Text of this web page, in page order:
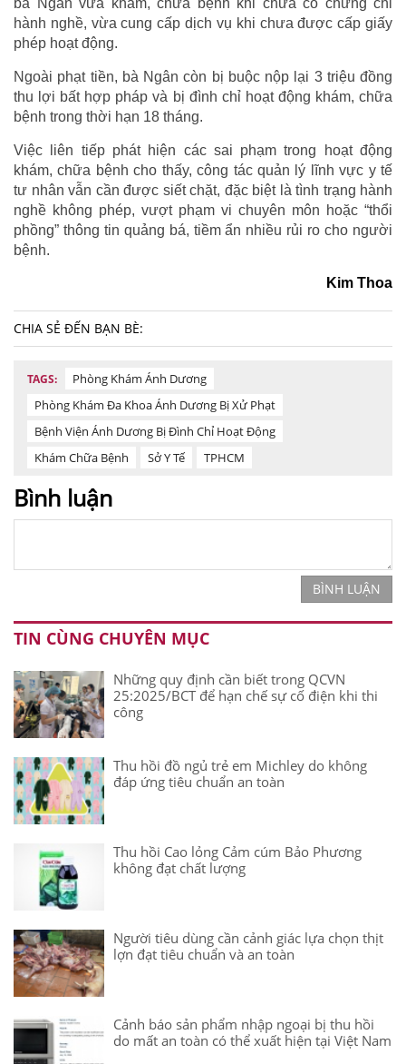
hành nghề, vừa cung cấp dịch vụ khi chưa được cấp giấy
phép hoạt động.
Ngoài phạt tiền, bà Ngân còn bị buộc nộp lại 3 triệu đồng
thu lợi bất hợp pháp và bị đình chỉ hoạt động khám, chữa
bệnh trong thời hạn 18 tháng.
Việc liên tiếp phát hiện các sai phạm trong hoạt động
khám, chữa bệnh cho thấy, công tác quản lý lĩnh vực y tế
tư nhân vẫn cần được siết chặt, đặc biệt là tình trạng hành
nghề không phép, vượt phạm vi chuyên môn hoặc “thổi
phồng” thông tin quảng bá, tiềm ẩn nhiều rủi ro cho người
bệnh.
Kim Thoa
CHIA SẺ ĐẾN BẠN BÈ:
TAGS:
Phòng Khám Ánh Dương
Phòng Khám Đa Khoa Ánh Dương Bị Xử Phạt
Bệnh Viện Ánh Dương Bị Đình Chỉ Hoạt Động
Khám Chữa Bệnh
Sở Y Tế TPHCM
Bình luận
BÌNH LUẬN
TIN CÙNG CHUYÊN MỤC
Những quy định cần biết trong QCVN
25:2025/BCT để hạn chế sự cố điện khi thi
công
Thu hồi đồ ngủ trẻ em Michley do không
đáp ứng tiêu chuẩn an toàn
Thu hồi Cao lỏng Cảm cúm Bảo Phương
không đạt chất lượng
Người tiêu dùng cần cảnh giác lựa chọn thịt
lợn đạt tiêu chuẩn và an toàn
Cảnh báo sản phẩm nhập ngoại bị thu hồi
do mất an toàn có thể xuất hiện tại Việt Nam